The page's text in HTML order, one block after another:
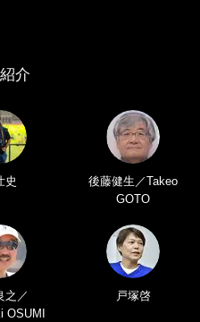
介
史
後藤健生／Takeo
GOTO
之／
OSUMI
戸塚啓